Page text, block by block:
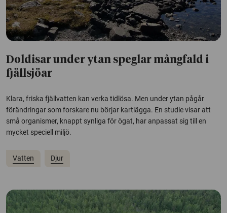
Doldisar under ytan speglar mångfald i
fjällsjöar
Klara, friska fjällvatten kan verka tidlösa. Men under ytan pågår
förändringar som forskare nu börjar kartlägga. En studie visar att
små organismer, knappt synliga för ögat, har anpassat sig till en
mycket speciell miljö.
Vatten Djur